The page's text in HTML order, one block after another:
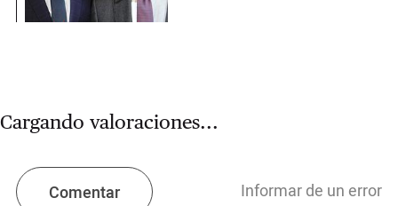
Cargando valoraciones...
Comentar Informar de un error